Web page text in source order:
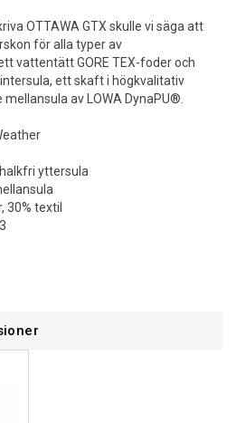
OTTAWA GTX skulle vi säga att
för alla typer av
vattentätt GORE TEX-foder och
ett skaft i högkvalitativ
av LOWA DynaPU®.
halkfri yttersula
30% textil